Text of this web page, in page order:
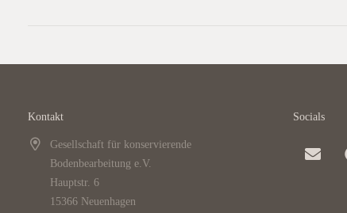
Kontakt
Gesellschaft für konservierende
Bodenbearbeitung e.V.
Hauptstr. 6
15366 Neuenhagen
Socials